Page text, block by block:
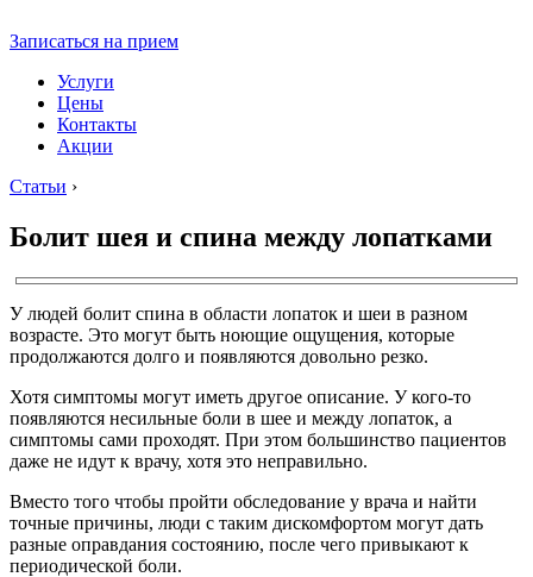
Записаться на прием
Услуги
Цены
Контакты
Акции
Статьи ›
Болит шея и спина между лопатками
У людей болит спина в области лопаток и шеи в разном
возрасте. Это могут быть ноющие ощущения, которые
продолжаются долго и появляются довольно резко.
Хотя симптомы могут иметь другое описание. У кого-то
появляются несильные боли в шее и между лопаток, а
симптомы сами проходят. При этом большинство пациентов
даже не идут к врачу, хотя это неправильно.
Вместо того чтобы пройти обследование у врача и найти
точные причины, люди с таким дискомфортом могут дать
разные оправдания состоянию, после чего привыкают к
периодической боли.